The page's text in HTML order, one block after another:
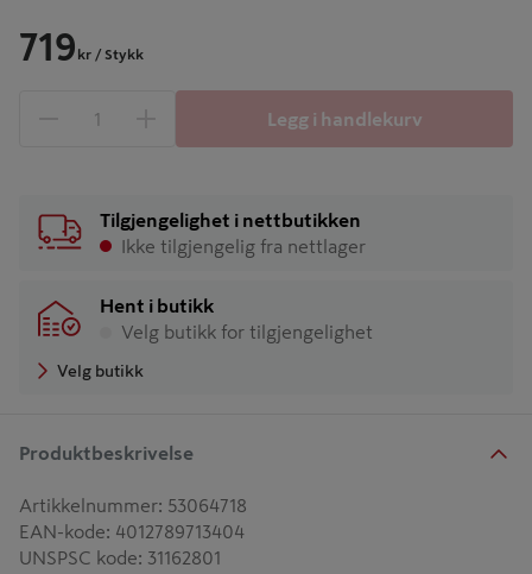
719 kr / Stykk
1 produkter
Legg i handlekurv
Tilgjengelighet i nettbutikken
Ikke tilgjengelig fra nettlager
Hent i butikk
Velg butikk for tilgjengelighet
Velg butikk
Produktbeskrivelse
Artikkelnummer: 53064718
EAN-kode: 4012789713404
UNSPSC kode: 31162801